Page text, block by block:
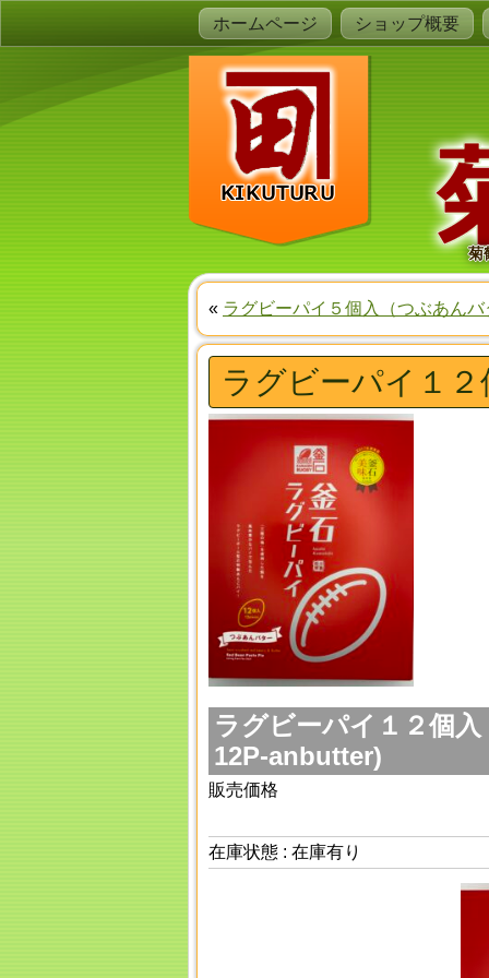
ホームページ ショップ概要
菊
« ラグビーパイ５個入（つぶあんバ
ラグビーパイ１
ラグビーパイ１２個
12P-anbutter)
販売価格
在庫状態 : 在庫有り